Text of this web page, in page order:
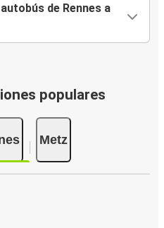
de Rennes a
populares
Metz